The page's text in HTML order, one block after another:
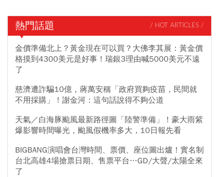
熱門話題 / HOT ARTICLES /
金價準備北上？黃金現在可以買？大佛李其展：黃金價
格摸到4300美元是好事！瑞銀3理由喊5000美元不遠
了
慈濟遭詐騙10億，蔣萬安稱「政府買夠疫苗，民間就
不用採購」！謝金河：這句話說得不夠公道
天氣／白海豚颱風最新路徑圖「陸警準備」！豪大雨紫
爆影響時間曝光，颱風假機率多大，10日報先看
BIGBANG演唱會台灣時間、票價、座位圖出爐！實名制
台北高雄4場搶票日期、售票平台…GD/大聲/太陽全來
了